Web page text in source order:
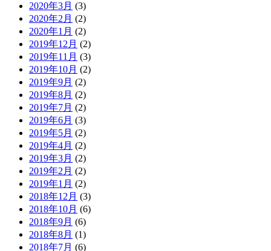
2020年3月 (3)
2020年2月 (2)
2020年1月 (2)
2019年12月 (2)
2019年11月 (3)
2019年10月 (2)
2019年9月 (2)
2019年8月 (2)
2019年7月 (2)
2019年6月 (3)
2019年5月 (2)
2019年4月 (2)
2019年3月 (2)
2019年2月 (2)
2019年1月 (2)
2018年12月 (3)
2018年10月 (6)
2018年9月 (6)
2018年8月 (1)
2018年7月 (6)